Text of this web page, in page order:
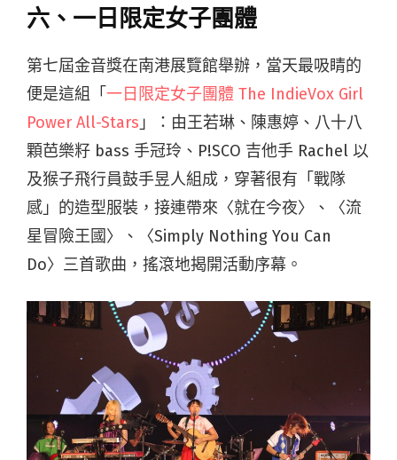
六、一日限定女子團體
第七屆金音獎在南港展覽館舉辦，當天最吸睛的
便是這組「 一日限定女子團體 The IndieVox Girl
Power All-Stars 」：由王若琳、陳惠婷、八十八
顆芭樂籽 bass 手冠玲、P!SCO 吉他手 Rachel 以
及猴子飛行員鼓手昱人組成，穿著很有「戰隊
感」的造型服裝，接連帶來〈就在今夜〉、〈流
星冒險王國〉、〈Simply Nothing You Can
Do〉三首歌曲，搖滾地揭開活動序幕。